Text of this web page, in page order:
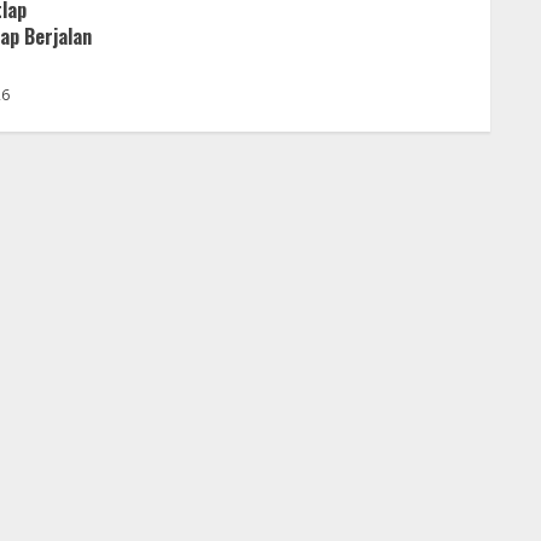
Berjalan